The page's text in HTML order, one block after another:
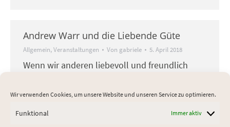
Wir verwenden Cookies, um unsere Website und unseren Service zu optimieren.
Funktional Immer aktiv
Andrew Warr und die Liebende Güte
Allgemein,Veranstaltungen Von gabriele 5. April 2018
Wenn wir anderen liebevoll und freundlich
sondern es hilft auch uns selbst dabei, inneres
14. Dalai Lama Andrew Warr ist bekannt für